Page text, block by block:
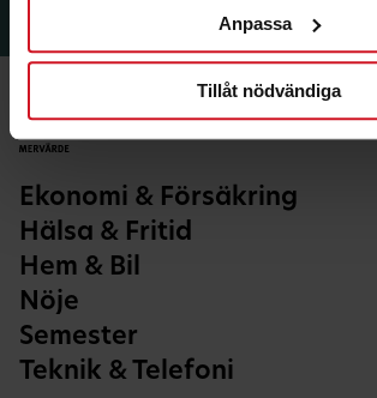
Anpassa
Tillåt nödvändiga
Ekonomi & Försäkring
Hälsa & Fritid
Hem & Bil
Nöje
Semester
Teknik & Telefoni